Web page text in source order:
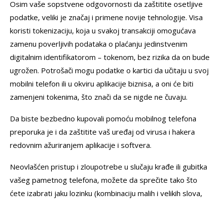
Osim vaše sopstvene odgovornosti da zaštitite osetljive
podatke, veliki je značaj i primene novije tehnologije. Visa
koristi tokenizaciju, koja u svakoj transakciji omogućava
zamenu poverljivih podataka o plaćanju jedinstvenim
digitalnim identifikatorom – tokenom, bez rizika da on bude
ugrožen. Potrošači mogu podatke o kartici da učitaju u svoj
mobilni telefon ili u okviru aplikacije biznisa, a oni će biti
zamenjeni tokenima, što znači da se nigde ne čuvaju.
Da biste bezbedno kupovali pomoću mobilnog telefona
preporuka je i da zaštitite vaš uređaj od virusa i hakera
redovnim ažuriranjem aplikacije i softvera.
Neovlašćen pristup i zloupotrebe u slučaju krađe ili gubitka
vašeg pametnog telefona, možete da sprečite tako što
ćete izabrati jaku lozinku (kombinaciju malih i velikih slova,